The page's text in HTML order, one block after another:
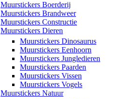
Muurstickers Boerderij
Muurstickers Brandweer
Muurstickers Constructie
Muurstickers Dieren
Muurstickers Dinosaurus
Muurstickers Eenhoorn
Muurstickers Jungledieren
Muurstickers Paarden
Muurstickers Vissen
Muurstickers Vogels
Muurstickers Natuur